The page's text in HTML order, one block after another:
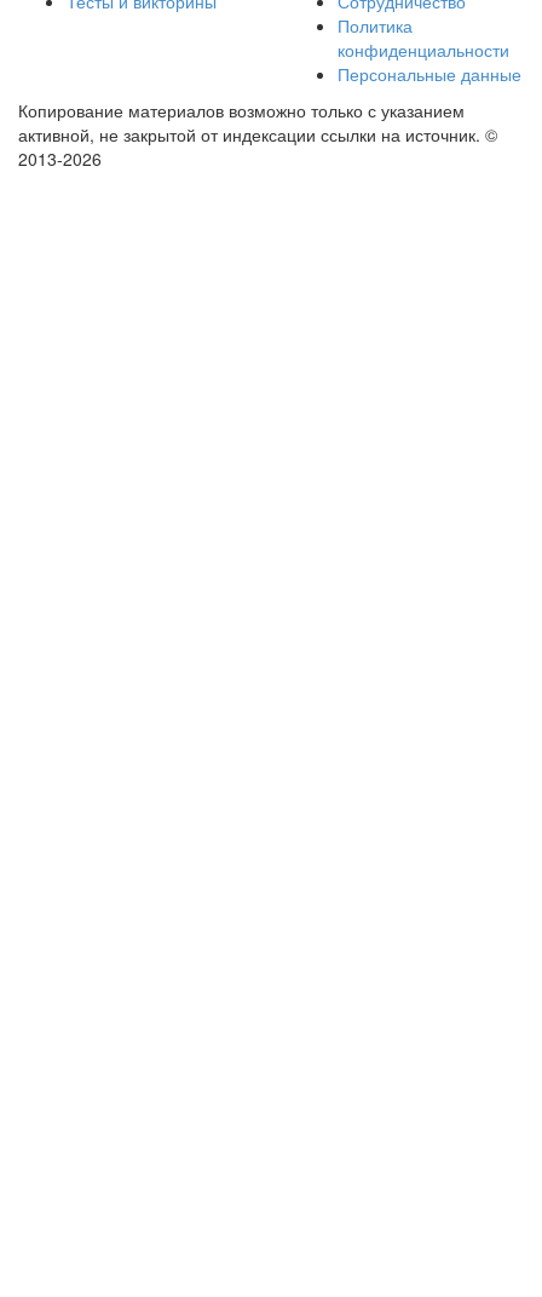
Политика
конфиденциальности
Персональные данные
Копирование материалов возможно только с указанием
активной, не закрытой от индексации ссылки на источник. ©
2013-2026